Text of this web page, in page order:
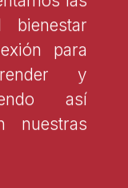
para
y
así